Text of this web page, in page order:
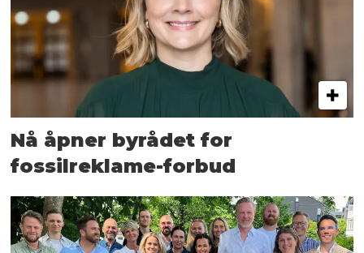
Nå åpner byrådet for
fossilreklame-forbud